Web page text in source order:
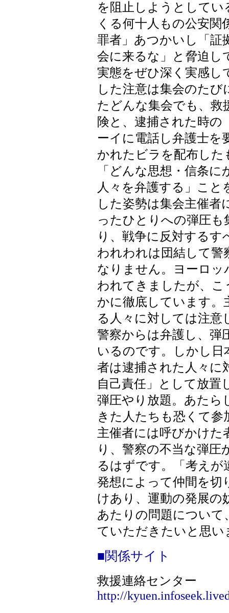
を阻止しようとして
くる何十人もの公安
罪者」あつかいし「証
会に来るな」と脅迫し
実態をぜひ深く実感し
した注意は集会のた
たどんな集会でも、救
険と、逮捕された時の
ーイに電話し弁護士を
かれたビラを配布した
「どんな思想・信条
人々を弁護する」こ
した姿勢は集会主催
ったひとりへの弾圧も
り、戦争に反対する
われわれは団結して警
なりません。ヨーロ
われてきましたが、
かに徹底しています。
る人々に対しては注
警察からは弁護し、弾
いるのです。しかし
者は逮捕された人々に
自己責任」として放置
弾圧やり放題。あたら
きた人たちも恐くて
主催者には呼びかけ
り、警察の不当な弾圧
るはずです。「考え
発想によって仲間を切
けあり、運動の発展の
あたりの問題について
ていただきたいと思い
■関係サイト
救援連絡センター
http://